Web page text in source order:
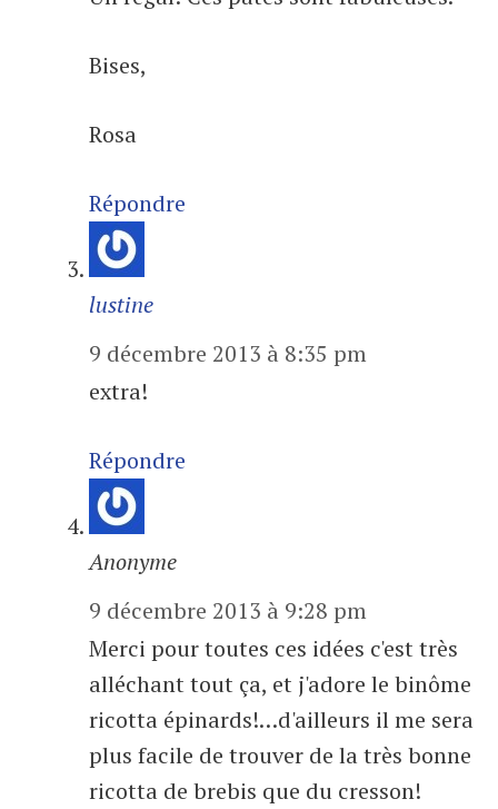
Bises,
Rosa
Répondre
lustine
9 décembre 2013 à 8:35 pm
extra!
Répondre
Anonyme
9 décembre 2013 à 9:28 pm
Merci pour toutes ces idées c'est très
alléchant tout ça, et j'adore le binôme
ricotta épinards!…d'ailleurs il me sera
plus facile de trouver de la très bonne
ricotta de brebis que du cresson!